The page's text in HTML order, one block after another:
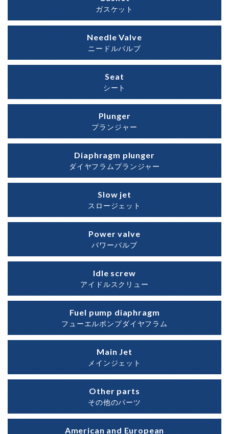
ガスケット
Needle Valve
ニードルバルブ
Seat
シート
Plunger
プランジャー
Diaphragm plunger
ダイヤフラムプランジャー
Slow jet
スロージェット
Power valve
パワーバルブ
Idle screw
アイドルスクリュー
Fuel pump diaphragm
フューエルポンプダイヤフラム
Main Jet
メインジェット
Other parts
その他のパーツ
American and European